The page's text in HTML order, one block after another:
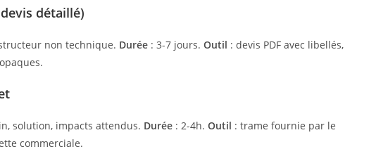
détaillé)
non technique. Durée : 3-7 jours. Outil : devis PDF avec libellés,
solution, impacts attendus. Durée : 2-4h. Outil : trame fournie par le
commerciale.